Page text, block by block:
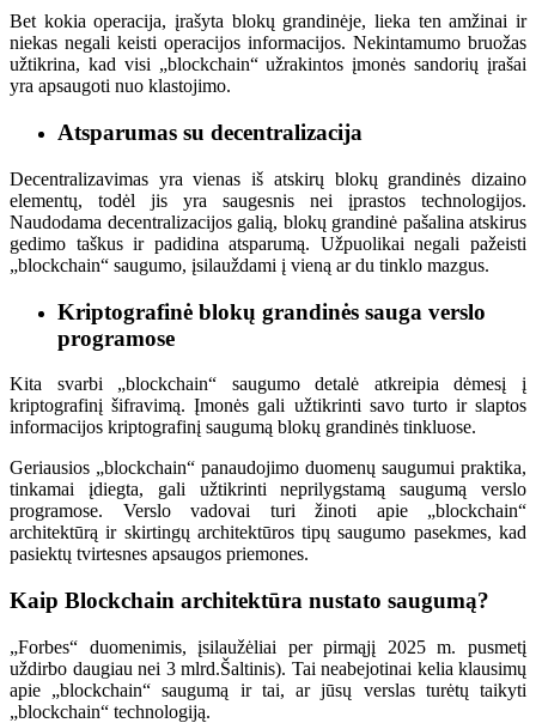
Bet kokia operacija, įrašyta blokų grandinėje, lieka ten amžinai ir
niekas negali keisti operacijos informacijos. Nekintamumo bruožas
užtikrina, kad visi „blockchain“ užrakintos įmonės sandorių įrašai
yra apsaugoti nuo klastojimo.
Atsparumas su decentralizacija
Decentralizavimas yra vienas iš atskirų blokų grandinės dizaino
elementų, todėl jis yra saugesnis nei įprastos technologijos.
Naudodama decentralizacijos galią, blokų grandinė pašalina atskirus
gedimo taškus ir padidina atsparumą. Užpuolikai negali pažeisti
„blockchain“ saugumo, įsilauždami į vieną ar du tinklo mazgus.
Kriptografinė blokų grandinės sauga verslo
programose
Kita svarbi „blockchain“ saugumo detalė atkreipia dėmesį į
kriptografinį šifravimą. Įmonės gali užtikrinti savo turto ir slaptos
informacijos kriptografinį saugumą blokų grandinės tinkluose.
Geriausios „blockchain“ panaudojimo duomenų saugumui praktika,
tinkamai įdiegta, gali užtikrinti neprilygstamą saugumą verslo
programose. Verslo vadovai turi žinoti apie „blockchain“
architektūrą ir skirtingų architektūros tipų saugumo pasekmes, kad
pasiektų tvirtesnes apsaugos priemones.
Kaip Blockchain architektūra nustato saugumą?
„Forbes“ duomenimis, įsilaužėliai per pirmąjį 2025 m. pusmetį
uždirbo daugiau nei 3 mlrd.Šaltinis). Tai neabejotinai kelia klausimų
apie „blockchain“ saugumą ir tai, ar jūsų verslas turėtų taikyti
„blockchain“ technologiją.